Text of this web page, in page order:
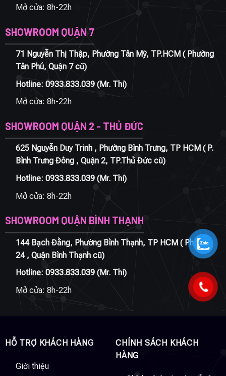
Mở cửa: 8h-22h
SHOWROOM QUẬN 7
71 Nguyễn Thị Thập, Phường Tân Mỹ, TP.HCM ( Phường
Tân Phú, Quận 7 cũ)
Hotline: 0933.833.039(Mr. Thi)
Mở cửa: 8h-22h
SHOWROOM QUẬN 2 - THỦ ĐỨC
625 Nguyễn Duy Trinh , Phường Bình Trưng, TP HCM ( P.
Bình Trưng Đông , Quận 2, TP.Thủ Đức cũ)
Hotline: 0933.833.039(Mr. Thi)
Mở cửa: 8h-22h
SHOWROOM QUẬN BÌNH THẠNH
144 Bạch Đằng, Phường Bình Thạnh, TP HCM ( Phường
24 , Quận Bình Thạnh cũ)
Hotline: 0933.833.039(Mr. Thi)
Mở cửa: 8h-22h
HỖ TRỢ KHÁCH HÀNG
Giới thiệu
CHÍNH SÁCH KHÁCH
HÀNG